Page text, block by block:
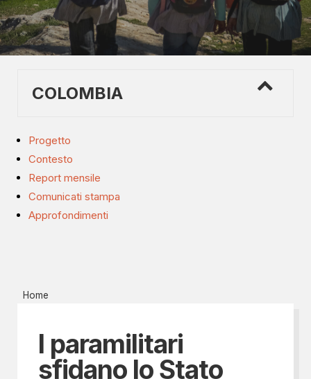
COLOMBIA
Progetto
Contesto
Report mensile
Comunicati stampa
Approfondimenti
Home
I paramilitari
sfidano lo Stato